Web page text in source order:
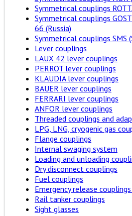
Symmetrical couplings
Symmetrical couplings
66 (Russia)
Symmetrical couplings SMS
Lever couplings
LAUX 42 lever couplings
PERROT lever couplings
KLAUDIA lever couplings
BAUER lever couplings
FERRARI lever couplings
ANFOR lever couplings
Threaded couplings and
LPG, LNG, cryogenic gas
Flange couplings
Internal swaging system
Loading and unloading
Dry disconnect couplings
Fuel couplings
Emergency release
Rail tanker couplings
Sight glasses